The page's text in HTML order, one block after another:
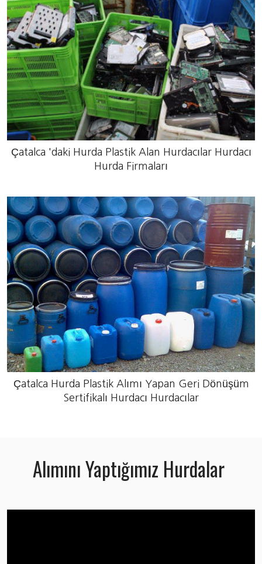
Çatalca 'daki Hurda Plastik Alan Hurdacılar Hurdacı
Hurda Firmaları
Çatalca Hurda Plastik Alımı Yapan Geri Dönüşüm
Sertifikalı Hurdacı Hurdacılar
Alımını Yaptığımız Hurdalar